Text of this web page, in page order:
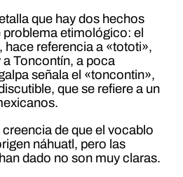
que hay dos hechos
etimológico: el
hace referencia a «tototi»,
Toncontín, a poca
señala el «toncontin»,
que se refiere a un
de que el vocablo
náhuatl, pero las
dado no son muy claras.